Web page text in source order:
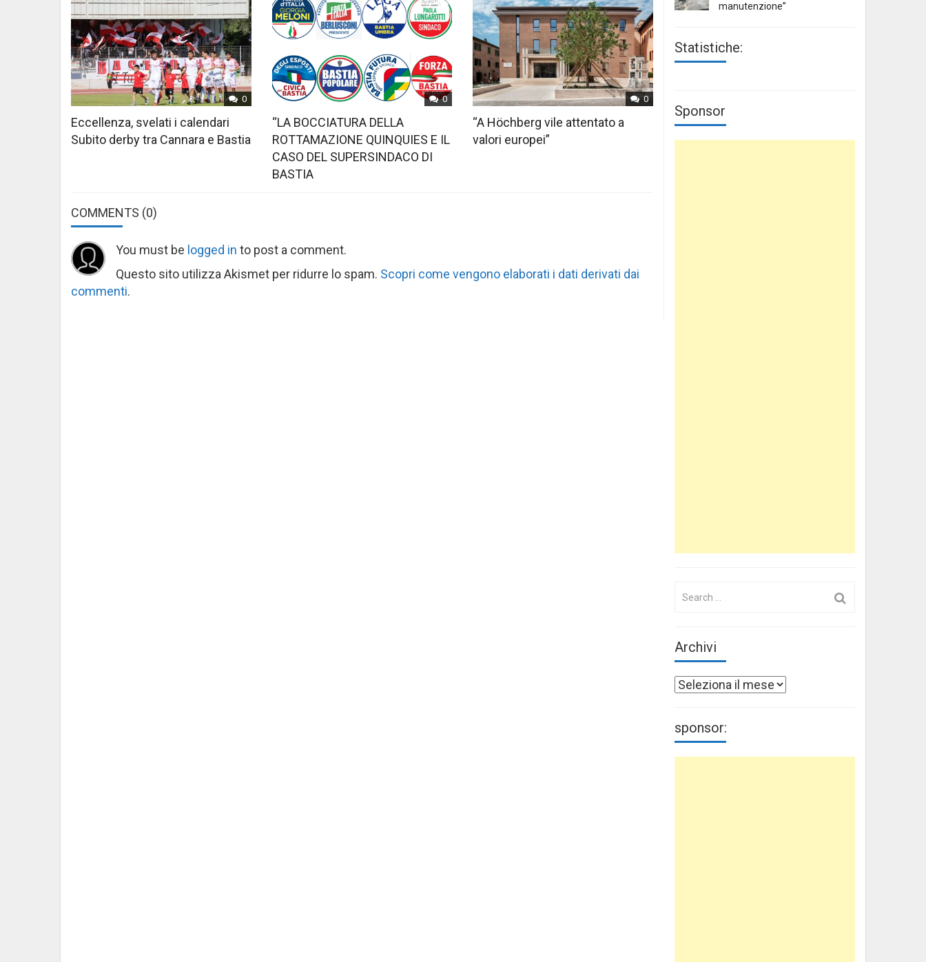
0
Eccellenza, svelati i calendari
Subito derby tra Cannara e Bastia
0
“LA BOCCIATURA DELLA
ROTTAMAZIONE QUINQUIES E IL
CASO DEL SUPERSINDACO DI
BASTIA
0
“A Höchberg vile attentato a
valori europei”
COMMENTS (0)
You must be logged in to post a comment.
Questo sito utilizza Akismet per ridurre lo spam. Scopri come vengono elaborati i dati derivati dai
commenti.
manutenzione”
Statistiche:
Sponsor
Archivi
Archivi
sponsor: